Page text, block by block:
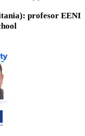
profesor EENI